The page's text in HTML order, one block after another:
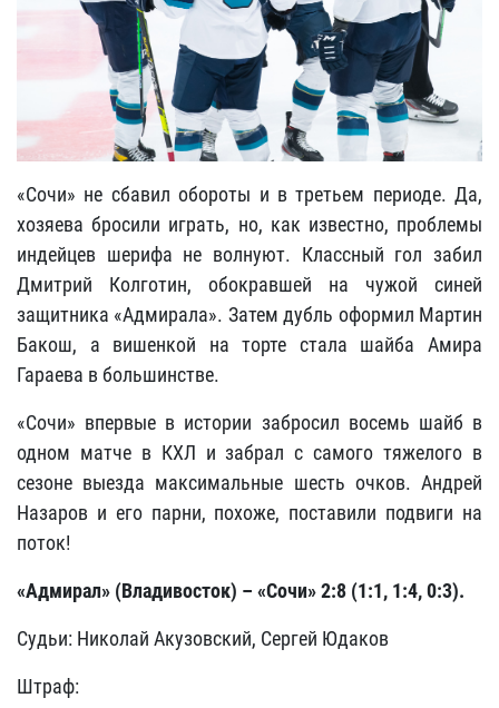
«Сочи» не сбавил обороты и в третьем периоде. Да,
хозяева бросили играть, но, как известно, проблемы
индейцев шерифа не волнуют. Классный гол забил
Дмитрий Колготин, обокравшей на чужой синей
защитника «Адмирала». Затем дубль оформил Мартин
Бакош, а вишенкой на торте стала шайба Амира
Гараева в большинстве.
«Сочи» впервые в истории забросил восемь шайб в
одном матче в КХЛ и забрал с самого тяжелого в
сезоне выезда максимальные шесть очков. Андрей
Назаров и его парни, похоже, поставили подвиги на
поток!
«Адмирал» (Владивосток) – «Сочи» 2:8 (1:1, 1:4, 0:3).
Судьи: Николай Акузовский, Сергей Юдаков
Штраф: